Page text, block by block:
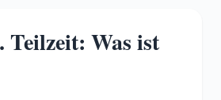
Teilzeit: Was ist